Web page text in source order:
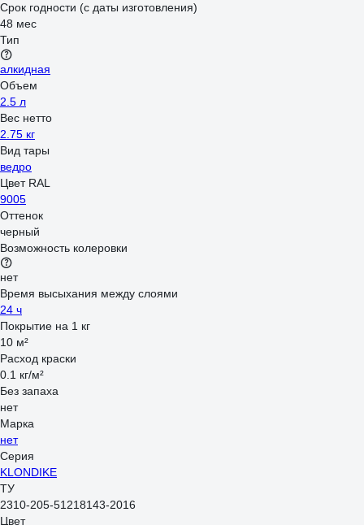
Срок годности (с даты изготовления)
48 мес
Тип
алкидная
Объем
2.5 л
Вес нетто
2.75 кг
Вид тары
ведро
Цвет RAL
9005
Оттенок
черный
Возможность колеровки
нет
Время высыхания между слоями
24 ч
Покрытие на 1 кг
10 м²
Расход краски
0.1 кг/м²
Без запаха
нет
Марка
нет
Серия
KLONDIKE
ТУ
2310-205-51218143-2016
Цвет